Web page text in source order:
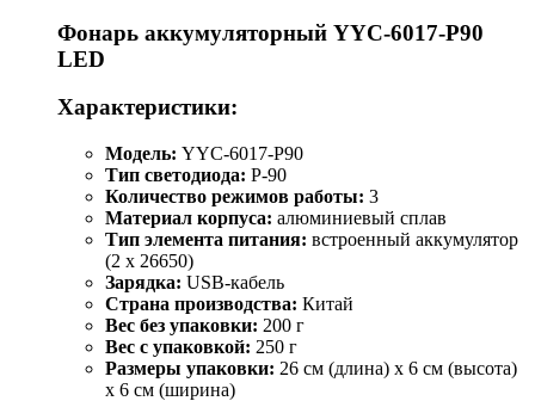
Фонарь аккумуляторный YYC-6017-P90
LED
Характеристики:
Модель: YYC-6017-P90
Тип светодиода: P-90
Количество режимов работы: 3
Материал корпуса: алюминиевый сплав
Тип элемента питания: встроенный аккумулятор
(2 x 26650)
Зарядка: USB-кабель
Страна производства: Китай
Вес без упаковки: 200 г
Вес с упаковкой: 250 г
Размеры упаковки: 26 см (длина) x 6 см (высота)
x 6 см (ширина)